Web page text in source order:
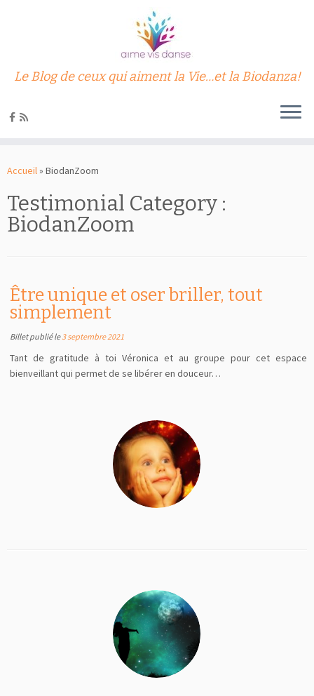
au
Le Blog de ceux qui aiment la Vie…et la Biodanza!
Accueil» BiodanZoom
Testimonial Category :
BiodanZoom
Être unique et oser briller, tout
simplement
Billet publié le3 septembre 2021
Tant de gratitude à toi Véronica et au groupe pour cet espace
bienveillant qui permet de se libérer en douceur…